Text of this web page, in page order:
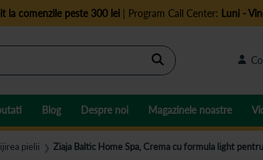
la comenzile peste 300 lei| Program Call Center: Luni -
Cautare
Blog Despre noi Magazinele noastre
pielii ❯ Ziaja Baltic Home Spa, Crema cu formula light